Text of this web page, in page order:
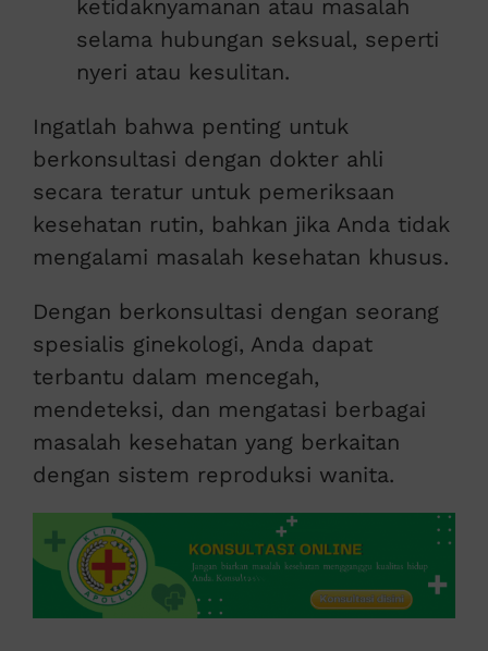
ketidaknyamanan atau masalah
selama hubungan seksual, seperti
nyeri atau kesulitan.
Ingatlah bahwa penting untuk
berkonsultasi dengan dokter ahli
secara teratur untuk pemeriksaan
kesehatan rutin, bahkan jika Anda tidak
mengalami masalah kesehatan khusus.
Dengan berkonsultasi dengan seorang
spesialis ginekologi, Anda dapat
terbantu dalam mencegah,
mendeteksi, dan mengatasi berbagai
masalah kesehatan yang berkaitan
dengan sistem reproduksi wanita.